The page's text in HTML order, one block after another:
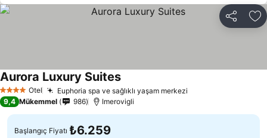
Paylaş
4 Yıldız Otel Euphoria spa ve sağlıklı yaşam merkezi
Aurora Luxury Suites
9,4 Mükemmel 986 Imerovigli
Başlangıç Fiyatı ₺6.259